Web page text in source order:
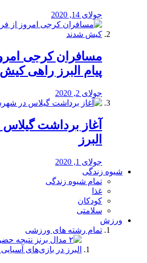
جولای 14, 2020
مسافران کرجی
پیام البرز راهی
جولای 2, 2020
آغاز برداشت
البرز
جولای 1, 2020
شیوه زندگی
تمام شیوه زندگی
غذا
کودکان
سلامتی
ورزش
تمام رشته های ورزشی